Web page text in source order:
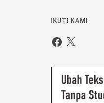
IKUTI KAMI
Facebook
X